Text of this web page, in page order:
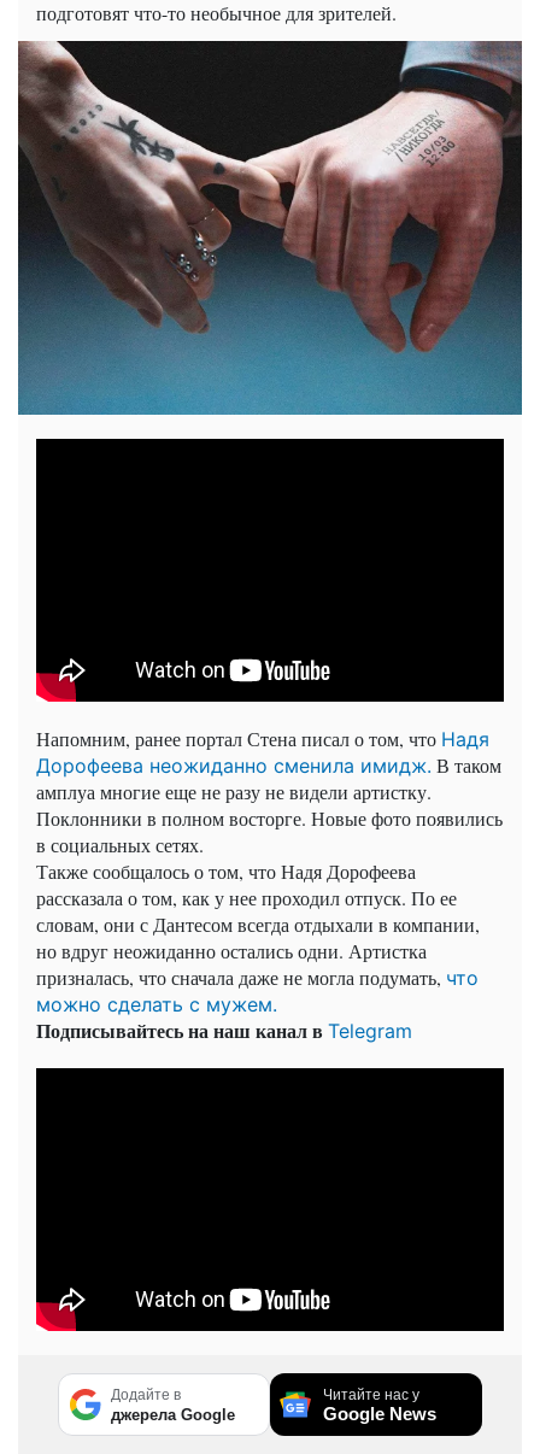
подготовят что-то необычное для зрителей.
Напомним, ранее портал Стена писал о том, что Надя
Дорофеева неожиданно сменила имидж. В таком
амплуа многие еще не разу не видели артистку.
Поклонники в полном восторге. Новые фото появились
в социальных сетях.
Также сообщалось о том, что Надя Дорофеева
рассказала о том, как у нее проходил отпуск. По ее
словам, они с Дантесом всегда отдыхали в компании,
но вдруг неожиданно остались одни. Артистка
призналась, что сначала даже не могла подумать, что
можно сделать с мужем.
Подписывайтесь на наш канал в Telegram
Додайте в
джерела Google
Читайте нас у
Google News